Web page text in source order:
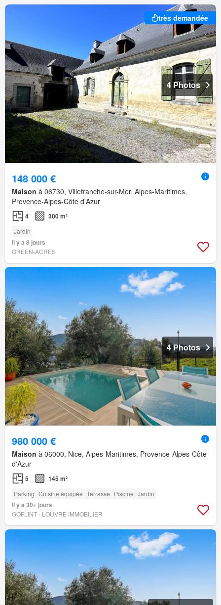
très demandée
4 Photos
148 000 €
Maison à 06730, Villefranche-sur-Mer, Alpes-Maritimes,
Provence-Alpes-Côte d'Azur
4 300 m²
Jardin
Il y a 8 jours
GREEN-ACRES
4 Photos
980 000 €
Maison à 06000, Nice, Alpes-Maritimes, Provence-Alpes-Côte
d'Azur
5 145 m²
Parking Cuisine équipée Terrasse Piscine Jardin
Il y a 30+ jours
GOFLINT - LOUVRE IMMOBILIER